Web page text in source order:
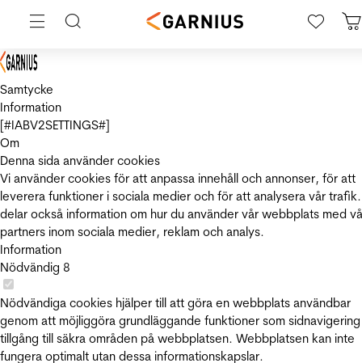
Samtycke
Information
[#IABV2SETTINGS#]
Om
Denna sida använder cookies
Vi använder cookies för att anpassa innehåll och annonser, för att
leverera funktioner i sociala medier och för att analysera vår
delar också information om hur du använder vår webbplats med
partners inom sociala medier, reklam och analys.
Information
Nödvändig 8
Nödvändiga cookies hjälper till att göra en webbplats användbar
genom att möjliggöra grundläggande funktioner som
tillgång till säkra områden på webbplatsen. Webbplatsen kan inte
fungera optimalt utan dessa informationskapslar.